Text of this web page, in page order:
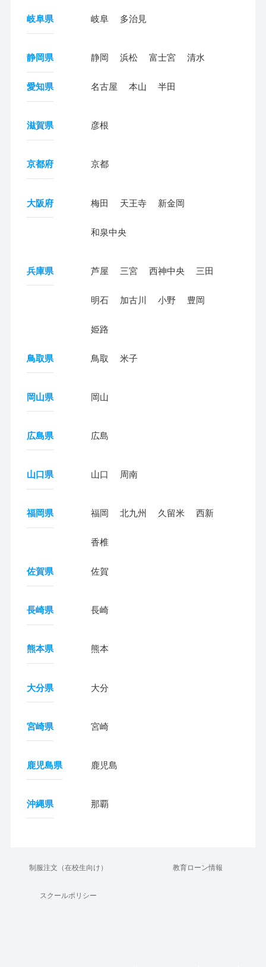
岐阜県 岐阜 多治見
静岡県 静岡 浜松 富士宮 清水
愛知県 名古屋 本山 半田
滋賀県 彦根
京都府 京都
大阪府 梅田 天王寺 新金岡
和泉中央
兵庫県 芦屋 三宮 西神中央 三田
明石 加古川 小野 豊岡
姫路
鳥取県 鳥取 米子
岡山県 岡山
広島県 広島
山口県 山口 周南
福岡県 福岡 北九州 久留米 西新
香椎
佐賀県 佐賀
長崎県 長崎
熊本県 熊本
大分県 大分
宮崎県 宮崎
鹿児島県 鹿児島
沖縄県 那覇
制服注文（在校生向け） 教育ローン情報
スクールポリシー